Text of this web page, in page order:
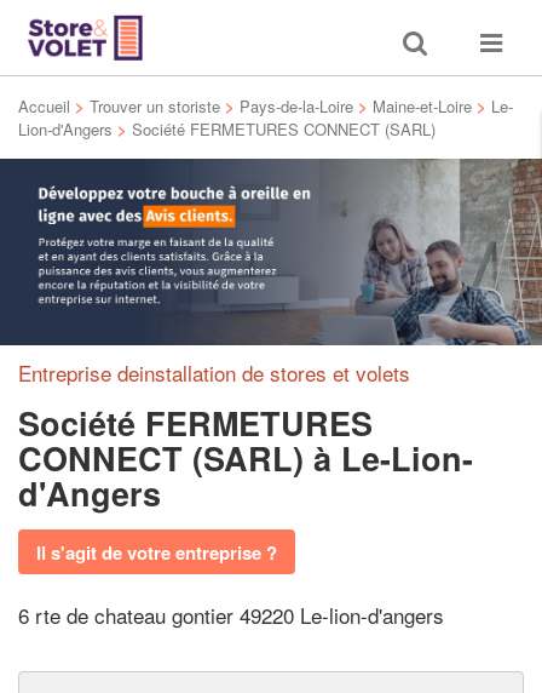
Toggle
search
Toggle
Accueil > Trouver un storiste > Pays-de-la-Loire > Maine-et-Loire > Le-
Lion-d'Angers > Société FERMETURES CONNECT (SARL)
Entreprise deinstallation de stores et volets
Société FERMETURES
CONNECT (SARL) à Le-Lion-
d'Angers
Il s'agit de votre entreprise ?
6 rte de chateau gontier 49220 Le-lion-d'angers